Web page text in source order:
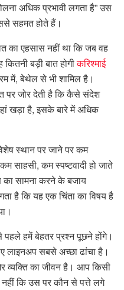
अधिक प्रभावी लगता है” उस
सहमत होते हैं।
का एहसास नहीं था कि जब वह
बड़ी बात होगीकरिश्माई
में, बेथेल से भी शामिल है।
पर जोर देती है कि कैसे संदेश
खड़ा है, इसके बारे में अधिक
स्थान पर जाने पर कम
साहसी, कम स्पष्टवादी हो जाते
का सामना करने के बजाय
है कि यह एक चिंता का विषय है
पहले हमें बेहतर प्रश्न पूछने होंगे।
लाइनअप सबसे अच्छा ढांचा है।
व्यक्ति का जीवन है। आप किसी
कि उस पर कौन से पत्ते लगे